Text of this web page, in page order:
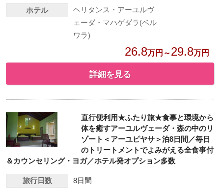
ホテル
ヘリタンス・アーユルヴ
ェーダ・マハゲダラ(ベル
ワラ)
26.8万円～29.8万円
詳細を見る
直行便利用★ふたり旅★食事と環境から
体を癒すアーユルヴェーダ・森の中のリ
ゾート＜アーユピヤサ＞泊8日間／毎日
のトリートメントでよみがえる全食事付
＆カウンセリング・ヨガ／ホテル発オプション多数
旅行日数 8日間